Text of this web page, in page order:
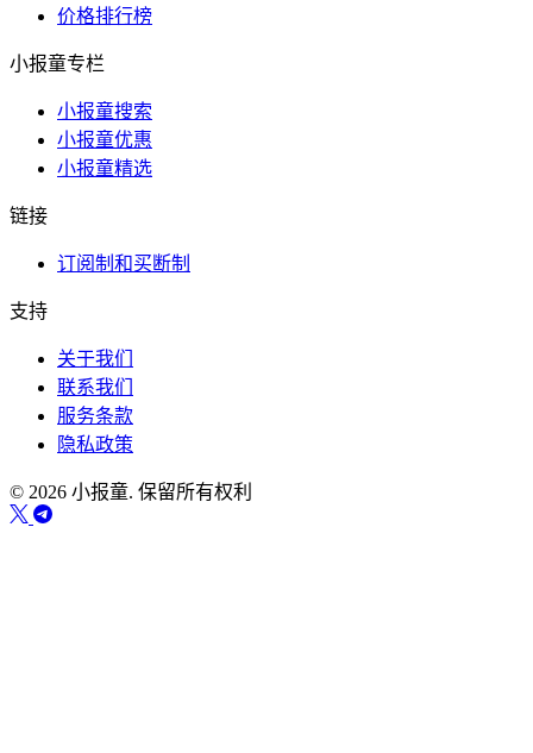
价格排行榜
小报童专栏
小报童搜索
小报童优惠
小报童精选
链接
订阅制和买断制
支持
关于我们
联系我们
服务条款
隐私政策
© 2026 小报童. 保留所有权利